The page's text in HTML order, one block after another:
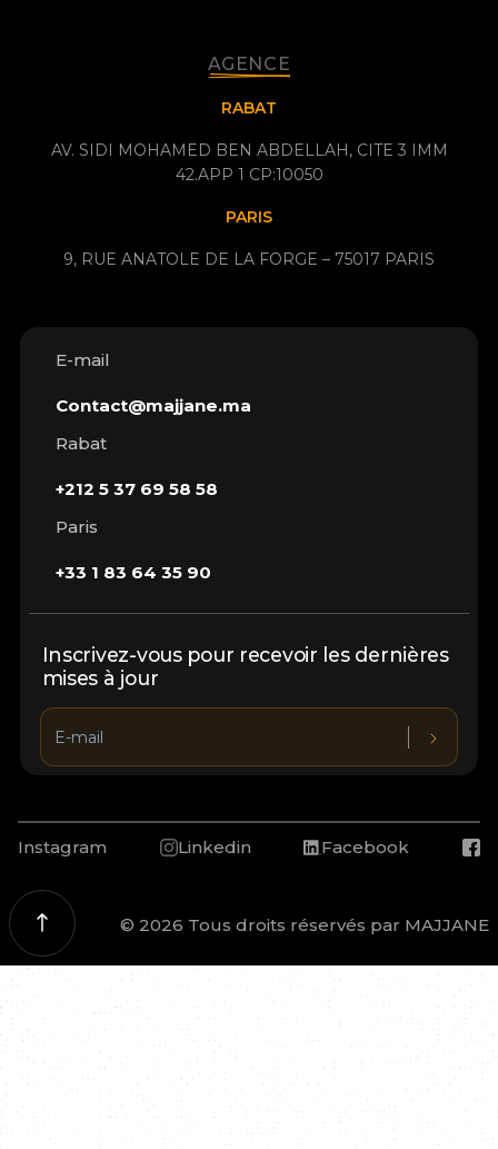
AGENCE
RABAT
AV. SIDI MOHAMED BEN ABDELLAH, CITE 3 IMM
42.APP 1 CP:10050
PARIS
9, RUE ANATOLE DE LA FORGE – 75017 PARIS
E-mail
Contact@majjane.ma
Rabat
+212 5 37 69 58 58
Paris
+33 1 83 64 35 90
Inscrivez-vous pour recevoir les dernières
mises à jour
Instagram Linkedin Facebook
© 2026 Tous droits réservés par MAJJANE